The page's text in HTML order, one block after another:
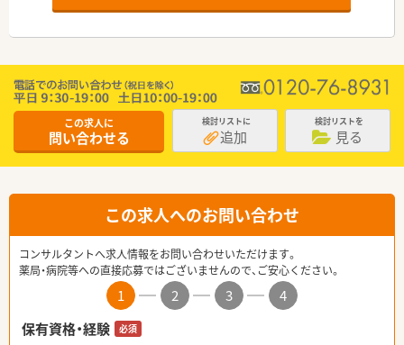
この求人に
問い合わせる
検討リストに
追加
検討リストを
見る
この求人へのお問い合わせ
コンサルタントへ求人情報をお問い合わせいただけます。
薬局・病院等への直接応募ではございませんので、ご安心ください。
1 2 3
4
保有資格・経験
必須